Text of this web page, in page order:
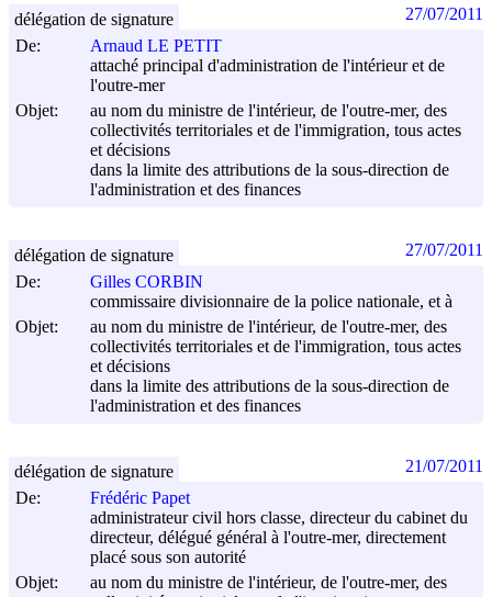
De:
Arnaud LE PETIT
attaché principal d'administration de l'intérieur et de
l'outre-mer
Objet:
au nom du ministre de l'intérieur, de l'outre-mer, des
collectivités territoriales et de l'immigration, tous actes
et décisions
dans la limite des attributions de la sous-direction de
l'administration et des finances
délégation de signature 27/07/2011
De:
Gilles CORBIN
commissaire divisionnaire de la police nationale, et à
Objet:
au nom du ministre de l'intérieur, de l'outre-mer, des
collectivités territoriales et de l'immigration, tous actes
et décisions
dans la limite des attributions de la sous-direction de
l'administration et des finances
délégation de signature 27/07/2011
De:
Frédéric Papet
administrateur civil hors classe, directeur du cabinet du
directeur, délégué général à l'outre-mer, directement
placé sous son autorité
Objet:
au nom du ministre de l'intérieur, de l'outre-mer, des
délégation de signature 21/07/2011